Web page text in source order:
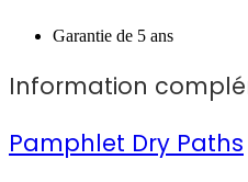
Garantie de 5 ans
Information
Pamphlet Dry Paths